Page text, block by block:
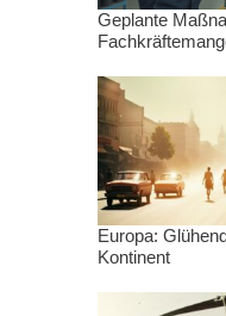
Geplante
Europa:
Kontinent